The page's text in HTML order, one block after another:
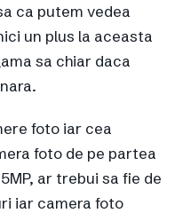
ca putem vedea
un plus la aceasta
sa chiar daca
foto iar cea
foto de pe partea
ar trebui sa fie de
iar camera foto